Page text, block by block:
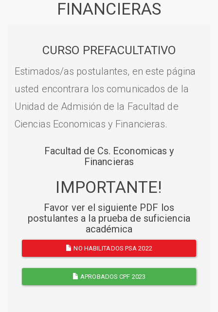
FINANCIERAS
CURSO PREFACULTATIVO
Estimados/as postulantes, en este página
usted encontrara los comunicados de la
Unidad de Admisión de la Facultad de
Ciencias Economicas y Financieras.
Facultad de Cs. Economicas y
Financieras
IMPORTANTE!
Favor ver el siguiente PDF los
postulantes a la prueba de suficiencia
académica
NO HABILITADOS PSA 2022
APROBADOS CPF 2023